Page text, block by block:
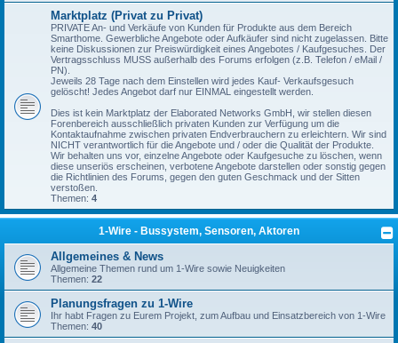
Marktplatz (Privat zu Privat)
PRIVATE An- und Verkäufe von Kunden für Produkte aus dem Bereich
Smarthome. Gewerbliche Angebote oder Aufkäufer sind nicht zugelassen. Bitte
keine Diskussionen zur Preiswürdigkeit eines Angebotes / Kaufgesuches. Der
Vertragsschluss MUSS außerhalb des Forums erfolgen (z.B. Telefon / eMail /
PN).
Jeweils 28 Tage nach dem Einstellen wird jedes Kauf- Verkaufsgesuch
gelöscht! Jedes Angebot darf nur EINMAL eingestellt werden.
Dies ist kein Marktplatz der Elaborated Networks GmbH, wir stellen diesen
Forenbereich ausschließlich privaten Kunden zur Verfügung um die
Kontaktaufnahme zwischen privaten Endverbrauchern zu erleichtern. Wir sind
NICHT verantwortlich für die Angebote und / oder die Qualität der Produkte.
Wir behalten uns vor, einzelne Angebote oder Kaufgesuche zu löschen, wenn
diese unseriös erscheinen, verbotene Angebote darstellen oder sonstig gegen
die Richtlinien des Forums, gegen den guten Geschmack und der Sitten
verstoßen.
Themen: 4
1-Wire - Bussystem, Sensoren, Aktoren
Allgemeines & News
Allgemeine Themen rund um 1-Wire sowie Neuigkeiten
Themen: 22
Planungsfragen zu 1-Wire
Ihr habt Fragen zu Eurem Projekt, zum Aufbau und Einsatzbereich von 1-Wire
Themen: 40